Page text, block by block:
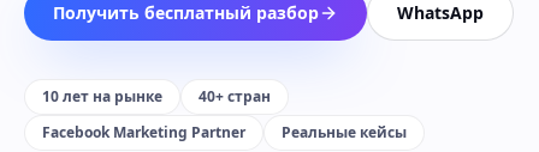
Получить бесплатный разбор WhatsApp
10 лет на рынке
40+ стран
Facebook Marketing Partner
Реальные кейсы